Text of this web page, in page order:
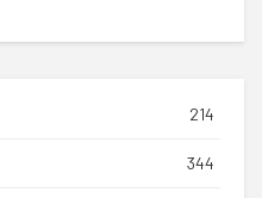
214
344